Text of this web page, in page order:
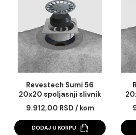
Revestech PVC Cev fi 50
sa hidroizolacionom
membranom 50 cm x 50
cm
2.549,00 RSD / kom
DODAJ U KORPU